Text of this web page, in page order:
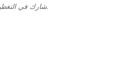
شارك في التغطية نيكيل مورفي ولورين ويلر.